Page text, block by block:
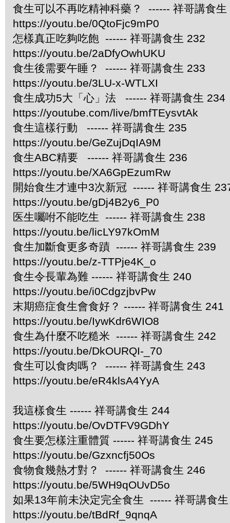
食生可以不再吃精神科藥？ ------ 祥哥講食生
https://youtu.be/0QtoFjc9mP0
怎樣真正吃夠吃飽 ------ 祥哥講食生 232
https://youtu.be/2aDfyOwhUKU
食生後需要午睡？ ------ 祥哥講食生 233
https://youtu.be/3LU-x-WTLXI
食生成功5大「心」法 ------ 祥哥講食生 234
https://youtube.com/live/bmfTEysvtAk
食生這樣行動 ------ 祥哥講食生 235
https://youtu.be/GeZujDqIA9M
食生ABC精要 ------ 祥哥講食生 236
https://youtu.be/XA6GpEzumRw
開始食生才連中3次新冠 ------ 祥哥講食生
https://youtu.be/gDj4B2y6_P0
医生囑咐不能吃生 ------ 祥哥講食生 238
https://youtu.be/licLY97kOmM
食生加斷食更多奇蹟 ------ 祥哥講食生 239
https://youtu.be/z-TTPje4K_o
食生令長輩為難 ------ 祥哥講食生 240
https://youtu.be/i0CdgzjbvPw
末期癌症食生會食好？ ------ 祥哥講食生 241
https://youtu.be/IywKdr6WIO8
食生為什麼不吃糙米 ------ 祥哥講食生 242
https://youtu.be/DkOURQI-_70
食生可以食肉嗎？ ------ 祥哥講食生 243
https://youtu.be/eR4klsA4YyA
我這樣食生 ------ 祥哥講食生 244
https://youtu.be/OvDTFV9GDhY
食生要怎樣注重體質 ------ 祥哥講食生 245
https://youtu.be/Gzxncfj50Os
食物食幾熱才對？ ------ 祥哥講食生 246
https://youtu.be/5WH9qOUvD5o
如果13年前未決定完全食生 ------ 祥哥講食
https://youtu.be/tBdRf_9qnqA